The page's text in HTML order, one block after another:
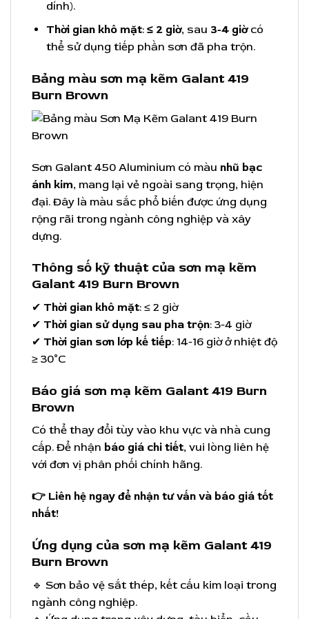
dính).
Thời gian khô mặt: ≤ 2 giờ, sau 3-4 giờcó
thể sử dụng tiếp phần sơn đã pha trộn.
Bảng màu sơn mạ kẽm Galant 419
Burn Brown
Sơn Galant 450 Aluminium có màu nhũ bạc
ánh kim, mang lại vẻ ngoài sang trọng, hiện
đại. Đây là màu sắc phổ biến được ứng dụng
rộng rãi trong ngành công nghiệp và xây
dựng.
Thông số kỹ thuật của sơn mạ kẽm
Galant 419 Burn Brown
✔ Thời gian khô mặt: ≤ 2 giờ
✔ Thời gian sử dụng sau pha trộn: 3-4 giờ
✔ Thời gian sơn lớp kế tiếp: 14-16 giờ ở nhiệt độ
≥ 30°C
Báo giá sơn mạ kẽm Galant 419 Burn
Brown
Có thể thay đổi tùy vào khu vực và nhà cung
cấp. Để nhận báo giá chi tiết, vui lòng liên hệ
với đơn vị phân phối chính hãng.
👉 Liên hệ ngay để nhận tư vấn và báo giá tốt
nhất!
Ứng dụng của sơn mạ kẽm Galant 419
Burn Brown
🔹 Sơn bảo vệ sắt thép, kết cấu kim loại trong
ngành công nghiệp.